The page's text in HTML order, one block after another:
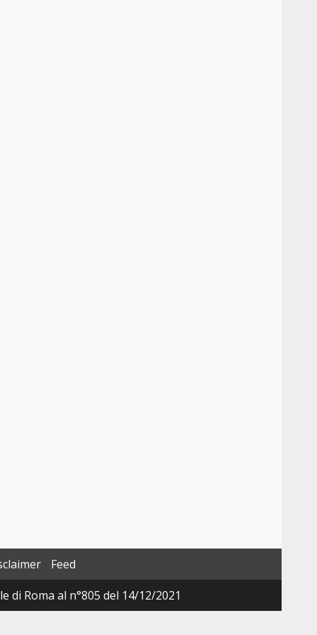
Feed
Roma al n°805 del 14/12/2021